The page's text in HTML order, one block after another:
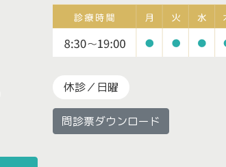
休診／日曜
問診票ダウンロード